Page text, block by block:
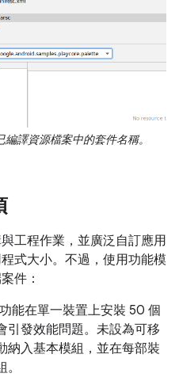
譯資源檔案中的套件名稱。
工程作業，並廣泛自訂應用
式大小。不過，使用功能模
件：
能在單一裝置上安裝 50 個
引發效能問題。未設為可移
納入基本模組，並在每部裝